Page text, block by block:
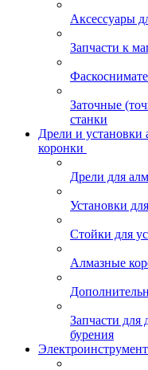
Аксессуары
Запчасти к
Заточные
станки
Дрели и установки
коронки
Дрели для
Установки
Стойки для
Алмазные
Запчасти для
бурения
Электроинструмент